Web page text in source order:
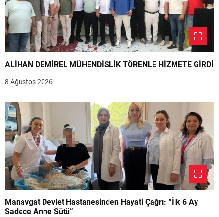
ALİHAN DEMİREL MÜHENDİSLİK TÖRENLE HİZMETE GİRDİ
8 Ağustos 2026
Manavgat Devlet Hastanesinden Hayati Çağrı: “İlk 6 Ay
Sadece Anne Sütü”